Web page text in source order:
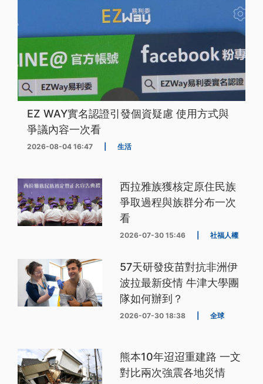
EZ WAY實名認證引發個資疑慮 使用方式與
爭議內容一次看
2026-08-04 16:47 生活
西拉雅族獲核定原住民族
爭取過程與族群分布一次
看
2026-07-30 15:46 社福人權
57天研發疫苗對抗非洲伊
波拉最新疫情 牛津大學團
隊如何辦到？
2026-07-30 18:38 全球
熊本10年迢迢重建路 一文
對比兩次強震各地災情